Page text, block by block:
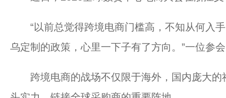
“以前总觉得跨境电商门槛高，不知从何入手
乌定制的政策，心里一下子有了方向。”一位参
跨境电商的战场不仅限于海外，国内庞大的